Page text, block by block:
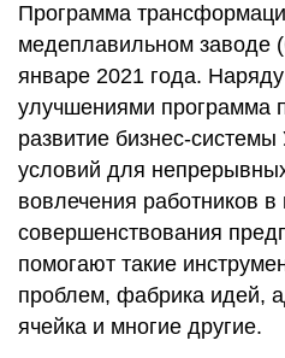
Программа
медеплавильном заводе
январе 2021 года.
улучшениями программа
развитие бизнес-
условий для
вовлечения работников в
совершенствования
помогают такие
проблем, фабрика идей,
ячейка и многие другие.